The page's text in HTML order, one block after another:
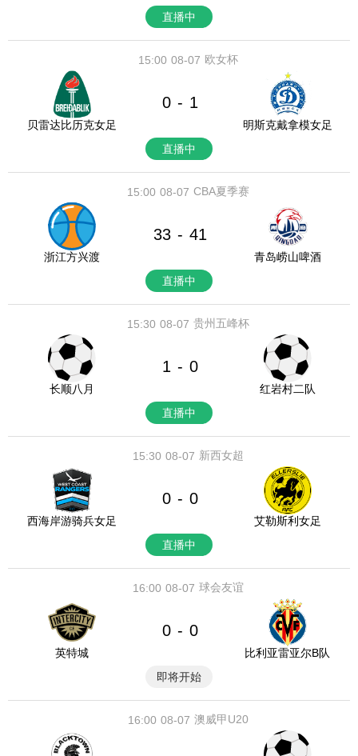
直播中
08-07
15:00 欧女杯
贝雷达比历克女足
0 - 1
明斯克戴拿模女足
直播中
08-07
15:00 CBA夏季赛
浙江方兴渡
33 - 41
青岛崂山啤酒
直播中
08-07
15:30 贵州五峰杯
长顺八月
1 - 0
红岩村二队
直播中
08-07
15:30 新西女超
西海岸游骑兵女足
0 - 0
艾勒斯利女足
直播中
08-07
16:00 球会友谊
英特城
0 - 0
比利亚雷亚尔B队
即将开始
08-07
16:00 澳威甲U20